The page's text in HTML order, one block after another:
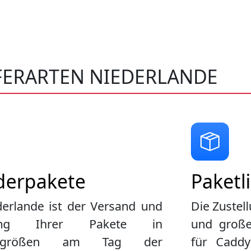
NIEDERLANDE
Die
und
für
ist der Versand und
Ihrer Pakete in
am Tag der